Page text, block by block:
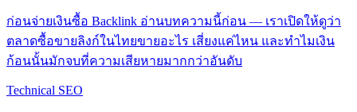
ก่อนจ่ายเงินซื้อ Backlink อ่านบทความนี้ก่อน — เราเปิดให้ดูว่า
ตลาดซื้อขายลิงก์ในไทยขายอะไร เสี่ยงแค่ไหน และทำไมเงิน
ก้อนนั้นมักจบที่ความเสียหายมากกว่าอันดับ
Technical SEO